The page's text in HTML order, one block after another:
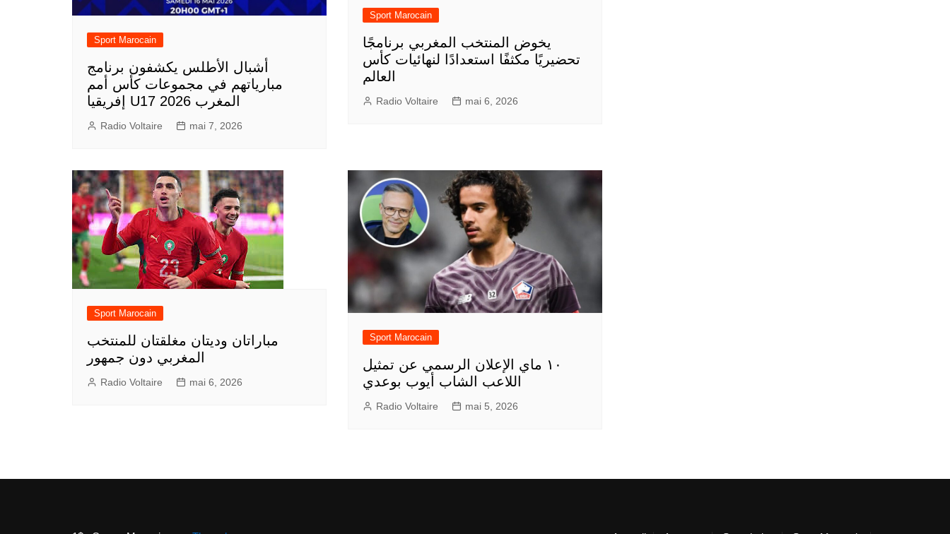
Sport Marocain
أشبال الأطلس يكشفون برنامج
مبارياتهم في مجموعات كأس أمم
إفريقيا U17 المغرب 2026
Radio Voltaire mai 7, 2026
Sport Marocain
يخوض المنتخب المغربي برنامجًا
تحضيريًا مكثفًا استعدادًا لنهائيات كأس
العالم
Radio Voltaire mai 6, 2026
Sport Marocain
مباراتان وديتان مغلقتان للمنتخب
المغربي دون جمهور
Radio Voltaire mai 6, 2026
Sport Marocain
١٠ ماي الإعلان الرسمي عن تمثيل
اللاعب الشاب أيوب بوعدي
Radio Voltaire mai 5, 2026